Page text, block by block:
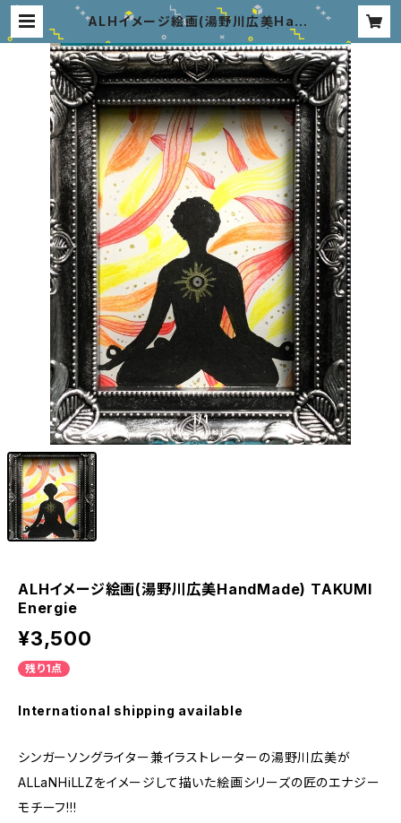
ALHイメージ絵画(湯野川広美Hand
Made) TAKUMI Energie | ALLa
NHiLLZ Web Shop
1/1
ALHイメージ絵画(湯野川広美HandMade) TAKUMI
Energie
¥3,500
残り1点
International shipping available
シンガーソングライター兼イラストレーターの湯野川広美が
ALLaNHiLLZをイメージして描いた絵画シリーズの匠のエナジー
モチーフ!!!